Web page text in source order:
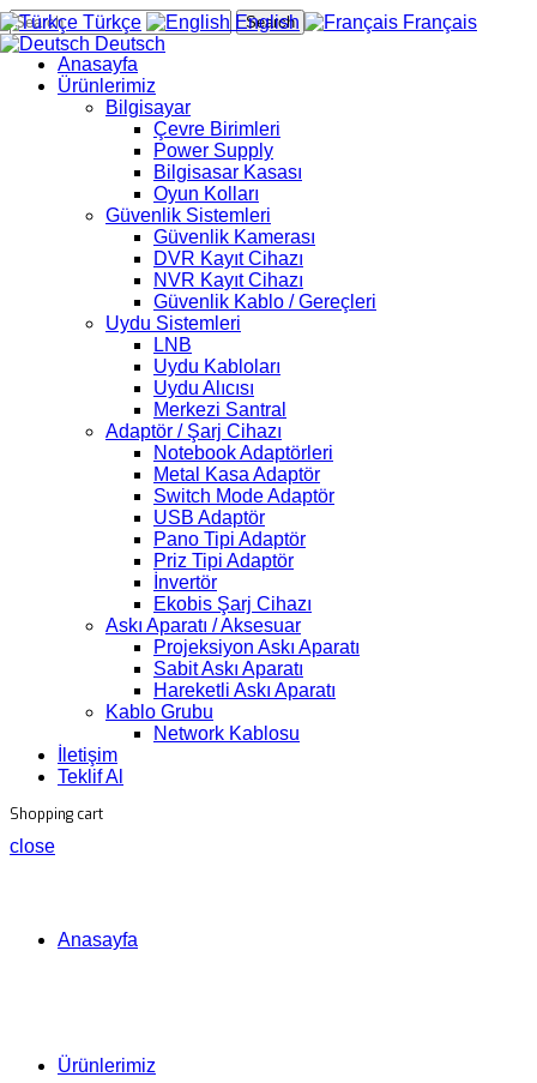
Search
Anasayfa
Ürünlerimiz
Bilgisayar
Çevre Birimleri
Power Supply
Bilgisasar Kasası
Oyun Kolları
Güvenlik Sistemleri
Güvenlik Kamerası
DVR Kayıt Cihazı
NVR Kayıt Cihazı
Güvenlik Kablo / Gereçleri
Uydu Sistemleri
LNB
Uydu Kabloları
Uydu Alıcısı
Merkezi Santral
Adaptör / Şarj Cihazı
Notebook Adaptörleri
Metal Kasa Adaptör
Switch Mode Adaptör
USB Adaptör
Pano Tipi Adaptör
Priz Tipi Adaptör
İnvertör
Ekobis Şarj Cihazı
Askı Aparatı / Aksesuar
Projeksiyon Askı Aparatı
Sabit Askı Aparatı
Hareketli Askı Aparatı
Kablo Grubu
Network Kablosu
İletişim
Teklif Al
Shopping cart
close
Anasayfa
Ürünlerimiz
Türkçe English
Français
Deutsch